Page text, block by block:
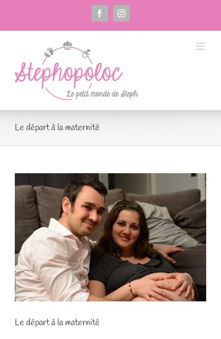
FacebookInstagram
Le départ à la maternité
l'image
agrandie
Le départ à la maternité